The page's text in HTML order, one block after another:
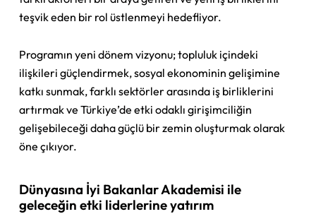
teşvik eden bir rol üstlenmeyi hedefliyor.
Programın yeni dönem vizyonu; topluluk içindeki
ilişkileri güçlendirmek, sosyal ekonominin gelişimine
katkı sunmak, farklı sektörler arasında iş birliklerini
artırmak ve Türkiye’de etki odaklı girişimciliğin
gelişebileceği daha güçlü bir zemin oluşturmak olarak
öne çıkıyor.
Dünyasına İyi Bakanlar Akademisi ile
geleceğin etki liderlerine yatırım